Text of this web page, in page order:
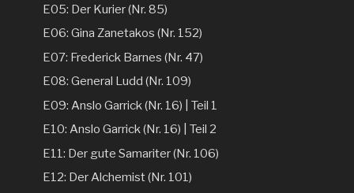
E05: Der Kurier (Nr. 85)
E06: Gina Zanetakos (Nr. 152)
E07: Frederick Barnes (Nr. 47)
E08: General Ludd (Nr. 109)
E09: Anslo Garrick (Nr. 16) | Teil 1
E10: Anslo Garrick (Nr. 16) | Teil 2
E11: Der gute Samariter (Nr. 106)
E12: Der Alchemist (Nr. 101)